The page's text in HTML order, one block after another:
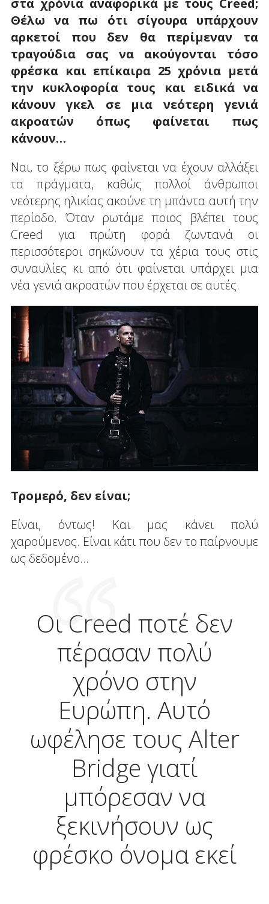
στα χρόνια αναφορικά με τους Creed;
Θέλω να πω ότι σίγουρα υπάρχουν
αρκετοί που δεν θα περίμεναν τα
τραγούδια σας να ακούγονται τόσο
φρέσκα και επίκαιρα 25 χρόνια μετά
την κυκλοφορία τους και ειδικά να
κάνουν γκελ σε μια νεότερη γενιά
ακροατών όπως φαίνεται πως
κάνουν…
Ναι, το ξέρω πως φαίνεται να έχουν αλλάξει
τα πράγματα, καθώς πολλοί άνθρωποι
νεότερης ηλικίας ακούνε τη μπάντα αυτή την
περίοδο. Όταν ρωτάμε ποιος βλέπει τους
Creed για πρώτη φορά ζωντανά οι
περισσότεροι σηκώνουν τα χέρια τους στις
συναυλίες κι από ότι φαίνεται υπάρχει μια
νέα γενιά ακροατών που έρχεται σε αυτές.
Τρομερό, δεν είναι;
Είναι, όντως! Και μας κάνει πολύ
χαρούμενος. Είναι κάτι που δεν το παίρνουμε
ως δεδομένο…
Οι Creed ποτέ δεν
πέρασαν πολύ
χρόνο στην
Ευρώπη. Αυτό
ωφέλησε τους Alter
Bridge γιατί
μπόρεσαν να
ξεκινήσουν ως
φρέσκο όνομα εκεί